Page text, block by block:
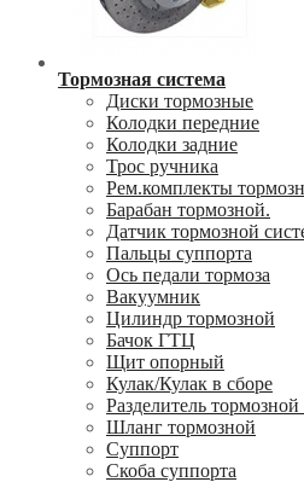
Тормозная система
Диски тормозные
Колодки передние
Колодки задние
Трос ручника
Рем.комплекты
Барабан тормозной.
Датчик тормозной
Пальцы суппорта
Ось педали тормоза
Вакуумник
Цилиндр тормозной
Бачок ГТЦ
Щит опорный
Кулак/Кулак в сборе
Разделитель
Шланг тормозной
Суппорт
Скоба суппорта